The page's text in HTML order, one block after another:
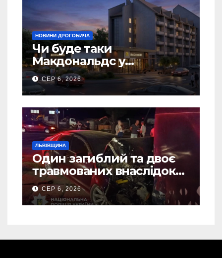
НОВИНИ ДРОГОБИЧА
Чи буде таки
Макдональдс у
Дрогобичі? (Фото)
СЕР 6, 2026
ЛЬВІВЩИНА
Один загиблий та двоє
травмованих внаслідок
ДТП на Самбірщині
СЕР 6, 2026